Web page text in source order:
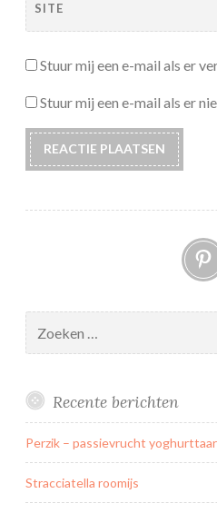
SITE
Stuur mij een e-mail als er
Stuur mij een e-mail als er
naar:
Recente berichten
Perzik – passievrucht
Stracciatella roomijs